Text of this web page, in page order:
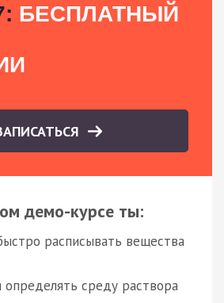
БЕСПЛАТНЫЙ
демо-курсе ты:
расписывать вещества
определять среду раствора